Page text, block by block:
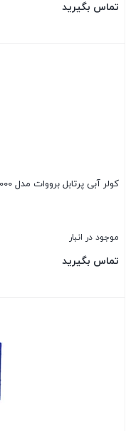
تماس بگیرید
کولر آبی پرتابل برووات مدل BR-24000
موجود در انبار
تماس بگیرید